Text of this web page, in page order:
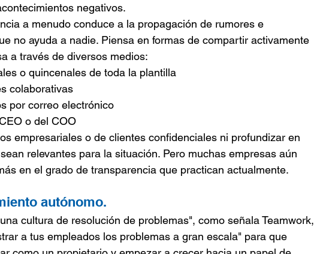
negativos.
a menudo conduce a la propagación de rumores e
no ayuda a nadie. Piensa en formas de compartir activamente
a través de diversos medios:
o quincenales de toda la plantilla
colaborativas
por correo electrónico
o del COO
empresariales o de clientes confidenciales ni profundizar en
relevantes para la situación. Pero muchas empresas aún
en el grado de transparencia que practican actualmente.
autónomo.
cultura de resolución de problemas", como señala Teamwork,
a tus empleados los problemas a gran escala" para que